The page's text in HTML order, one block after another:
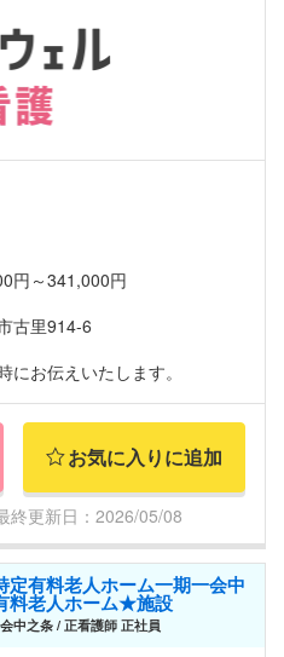
円～341,000円
古里914-6
にお伝えいたします。
お気に入りに追加
更新日：2026/05/08
有料老人ホーム一期一会中
料老人ホーム★施設
中之条 / 正看護師 正社員